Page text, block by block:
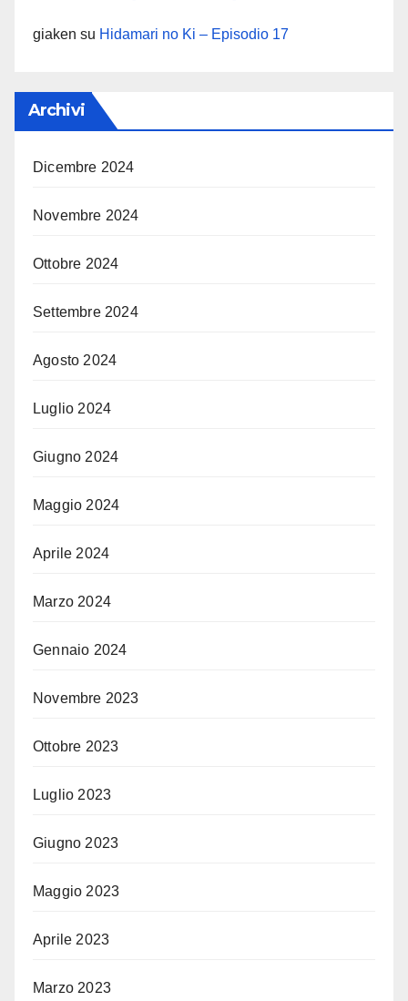
giaken su Hidamari no Ki – Episodio 17
Archivi
Dicembre 2024
Novembre 2024
Ottobre 2024
Settembre 2024
Agosto 2024
Luglio 2024
Giugno 2024
Maggio 2024
Aprile 2024
Marzo 2024
Gennaio 2024
Novembre 2023
Ottobre 2023
Luglio 2023
Giugno 2023
Maggio 2023
Aprile 2023
Marzo 2023